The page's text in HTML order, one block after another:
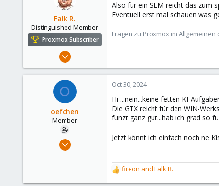
deepdoc.at
Falk R.
Distinguished Member
Proxmox Subscriber
Aug 2, 2021
2,905
Also für ein SLM reicht das zum
Eventuell erst mal schauen was
Fragen zu Proxmox im
O
oefchen
Member
Apr 5, 2022
Oct 30, 2024
Hi ...nein...keine fetten KI-
Die GTX reicht für den WIN-
funzt ganz gut...hab ich grad so
Jetzt könnt ich einfach noch ne
R
e
fireon and Falk R.